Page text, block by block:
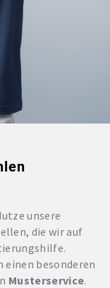
unsere
die wir auf
einen besonderen
Musterservice.